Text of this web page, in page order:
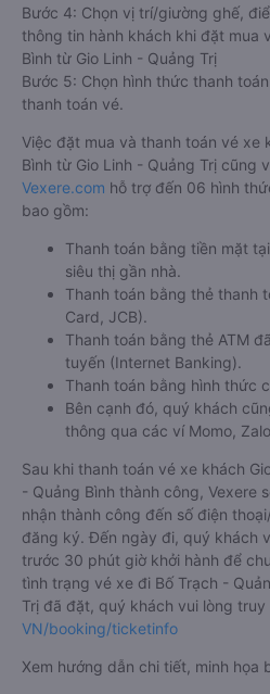
Bước 4: Chọn vị trí/giường ghế,
thông tin hành khách khi đặt mua
Bình từ Gio Linh - Quảng Trị
Bước 5: Chọn hình thức thanh
thanh toán vé.
Việc đặt mua và thanh toán vé xe
Bình từ Gio Linh - Quảng Trị cũng
Vexere.com hỗ trợ đến 06 hình
bao gồm:
Thanh toán bằng tiền mặt
siêu thị gần nhà.
Thanh toán bằng thẻ thanh
Card, JCB).
Thanh toán bằng thẻ ATM
tuyến (Internet Banking).
Thanh toán bằng hình thức
Bên cạnh đó, quý khách
thông qua các ví Momo,
Sau khi thanh toán vé xe khách
- Quảng Bình thành công, Vexere
nhận thành công đến số điện
đăng ký. Đến ngày đi, quý khách
trước 30 phút giờ khởi hành để
tình trạng vé xe đi Bố Trạch -
Trị đã đặt, quý khách vui lòng truy
VN/booking/ticketinfo
Xem hướng dẫn chi tiết, minh họa